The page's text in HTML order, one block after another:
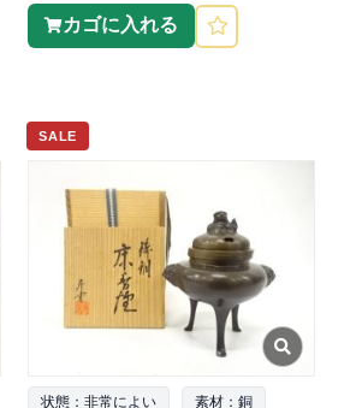
カゴに入れる
SALE
状態：非常によい 素材：銅